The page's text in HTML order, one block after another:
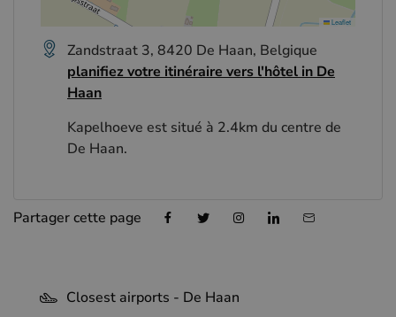
Leaflet
Zandstraat 3, 8420 De Haan, Belgique
planifiez votre itinéraire vers l'hôtel in De
Haan
Kapelhoeve est situé à 2.4km du centre de
De Haan.
Partager cette page
Closest airports - De Haan